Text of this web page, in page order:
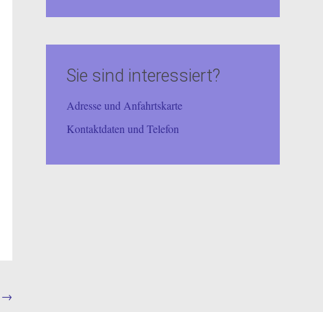
→
Sie sind interessiert?
Adresse und Anfahrtskarte
Kontaktdaten und Telefon